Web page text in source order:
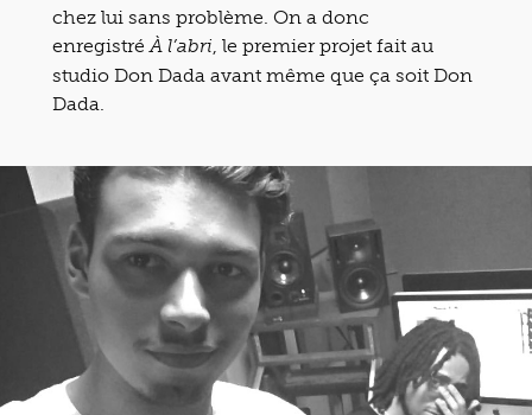
chez lui sans problème. On a donc
enregistréÀ l’abri, le premier projet fait au
studio Don Dada avant même que ça soit Don
Dada.